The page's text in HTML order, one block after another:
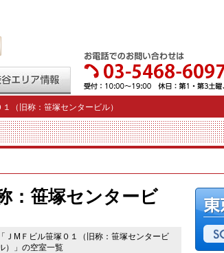
（旧称：笹塚センタービル）
：笹塚センタービ
「ＪМＦビル笹塚０１（旧称：笹塚センタービ
）」の空室一覧